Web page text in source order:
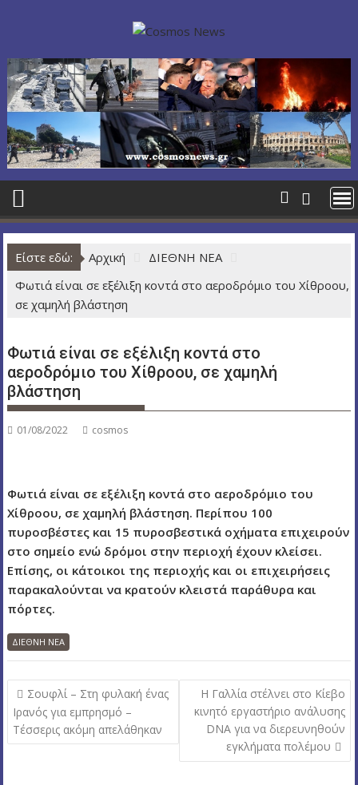
ο
ε
Είστε εδώ: Αρχική
ΔΙΕΘΝΗ ΝΕΑ
Φωτιά είναι σε εξέλιξη κοντά στο αεροδρόμιο του Χίθροου,
σε χαμηλή βλάστηση
Φωτιά είναι σε εξέλιξη κοντά στο
αεροδρόμιο του Χίθροου, σε χαμηλή
βλάστηση
01/08/2022 cosmos
Φωτιά είναι σε εξέλιξη κοντά στο αεροδρόμιο του
Χίθροου, σε χαμηλή βλάστηση. Περίπου 100
πυροσβέστες και 15 πυροσβεστικά οχήματα επιχειρούν
στο σημείο ενώ δρόμοι στην περιοχή έχουν κλείσει.
Επίσης, οι κάτοικοι της περιοχής και οι επιχειρήσεις
παρακαλούνται να κρατούν κλειστά παράθυρα και
πόρτες.
ΔΙΕΘΝΗ ΝΕΑ
Π
λ
ο
Σουφλί – Στη φυλακή ένας
Ιρανός για εμπρησμό –
Τέσσερις ακόμη απελάθηκαν
Η Γαλλία στέλνει στο Κίεβο
κινητό εργαστήριο ανάλυσης
DNA για να διερευνηθούν
εγκλήματα πολέμου